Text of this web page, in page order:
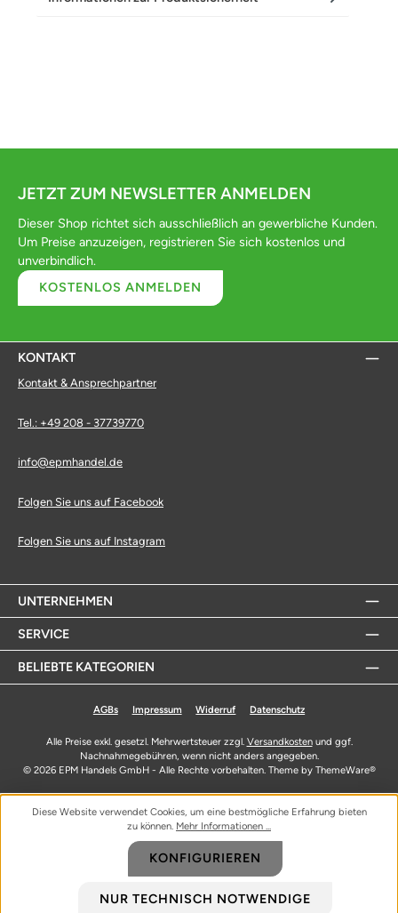
JETZT ZUM NEWSLETTER ANMELDEN
Dieser Shop richtet sich ausschließlich an gewerbliche Kunden.
Um Preise anzuzeigen, registrieren Sie sich kostenlos und
unverbindlich.
KOSTENLOS ANMELDEN
KONTAKT
Kontakt & Ansprechpartner
Tel.: +49 208 - 37739770
info@epmhandel.de
Folgen Sie uns auf Facebook
Folgen Sie uns auf Instagram
UNTERNEHMEN
SERVICE
BELIEBTE KATEGORIEN
AGBs Impressum Widerruf Datenschutz
Alle Preise exkl. gesetzl. Mehrwertsteuer zzgl. Versandkostenund ggf.
Nachnahmegebühren, wenn nicht anders angegeben.
© 2026 EPM Handels GmbH - Alle Rechte vorbehalten. Theme by ThemeWare®
Diese Website verwendet Cookies, um eine bestmögliche Erfahrung bieten
zu können. Mehr Informationen ...
NUR TECHNISCH NOTWENDIGE
KONFIGURIEREN